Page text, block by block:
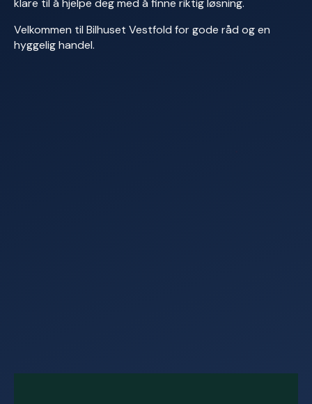
klare til å hjelpe deg med å finne riktig løsning.
Velkommen til Bilhuset Vestfold for gode råd og en
hyggelig handel.